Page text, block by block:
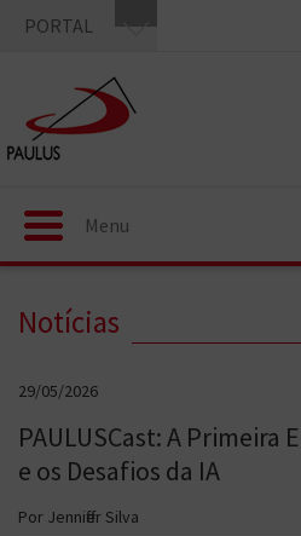
PORTAL
Menu
Notícias
29/05/2026
PAULUSCast: A Primeira
e os Desafios da IA
Por Jenniffer Silva